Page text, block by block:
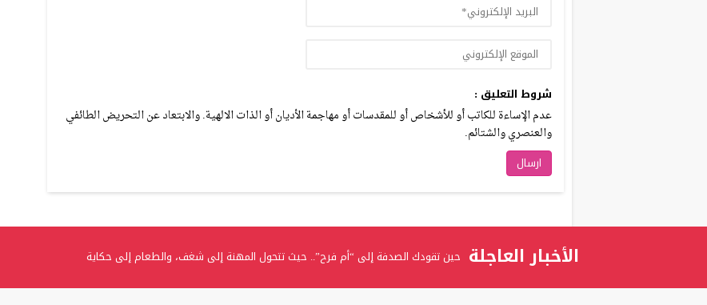
شروط التعليق :
عدم الإساءة للكاتب أو للأشخاص أو للمقدسات أو مهاجمة الأديان أو الذات الالهية. والابتعاد عن التحريض الطائفي
والعنصري والشتائم.
الأخبار العاجلة حين تقودك الصدفة إلى “أم فرح”.. حيث تتحول المهنة إلى شغف، والطعام إلى حكاية
برعاية الدكتور عدنان بدران.. الغفران الثانوية تحتفل بتخريج الفوج الثامن من طلبة التوجيهي